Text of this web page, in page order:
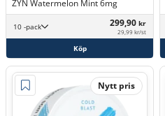
ZYN Watermelon Mint 6mg
10 -pack 299,90 kr
29,99 kr/st
Köp
Nytt pris